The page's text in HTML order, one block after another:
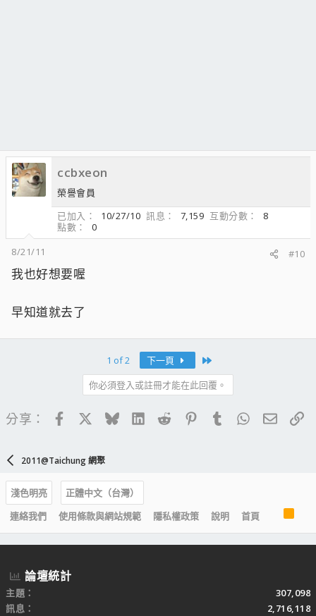
ccbxeon
榮譽會員
已加入
10/27/10 訊息 7,159 互動分數
8
點數
0
8/21/11
#10
我也好想要喔
早知道就去了
1 of 2 下一頁
你必須登入或註冊才能在此回覆。
分享： FacebookBlueskyLinkedIn
Reddit PinterestTumblrWhatsApp
電子
2011@Taichung 網聚
淺色明亮
正體中文（台灣）
連絡我們
使用條款與網站規範 隱私權政策 說明 首頁
S
論壇統計
主題
307,098
訊息
2,716,118